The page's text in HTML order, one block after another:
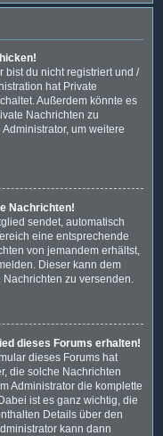
bist du nicht registriert und /
hat Private
Außerdem könnte es
Nachrichten zu
um weitere
Nachrichten!
sendet, automatisch
eine entsprechende
von jemandem erhältst,
Dieser kann dem
zu versenden.
dieses Forums erhalten!
dieses Forums hat
die solche Nachrichten
Administrator die komplette
ist es ganz wichtig, die
Details über den
kann dann